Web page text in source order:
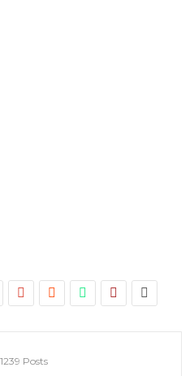
1239 Posts